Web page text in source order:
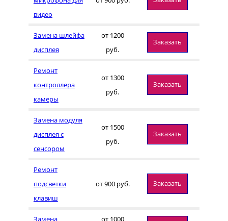
видео
Замена шлейфа
дисплея
от 1200
руб.
Заказать
Ремонт
контроллера
камеры
от 1300
руб.
Заказать
Замена модуля
дисплея с
сенсором
от 1500
руб.
Заказать
Ремонт
подсветки
клавиш
от 900 руб. Заказать
Замена
от 1000